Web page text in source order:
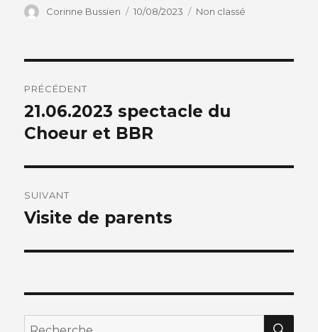
Auteur
Corinne Bussien
Publié
10/08/2023 Catégories
Non classé
de
l’article
PRÉCÉDENT
Article
précédent :
21.06.2023 spectacle du
Choeur et BBR
SUIVANT
Article
Visite de parents
Recherche